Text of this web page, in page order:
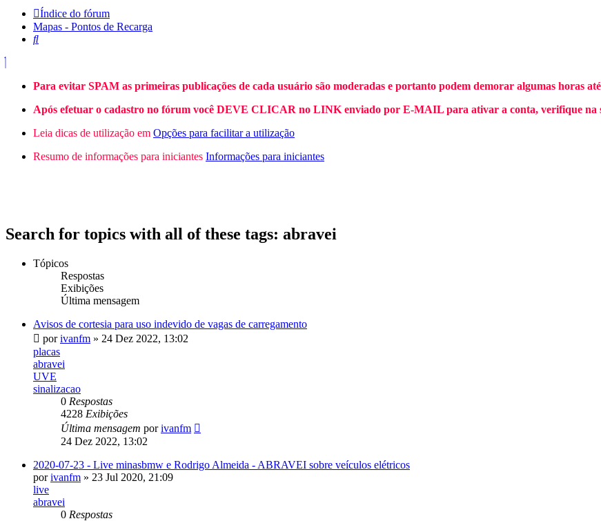
Índice do fórum
Mapas - Pontos de Recarga
Pesquisar
Para evitar SPAM as primeiras publicações de cada usuário são moderadas e portanto podem demorar algumas horas
Após efetuar o cadastro no fórum você DEVE CLICAR no LINK enviado por E-MAIL para ativar a conta, verifique na
Leia dicas de utilização em Opções para facilitar a utilização
Resumo de informações para iniciantes Informações para iniciantes
Search for topics with all of these tags: abravei
Tópicos
Respostas
Exibições
Última mensagem
Avisos de cortesia para uso indevido de vagas de carregamento
porivanfm » 24 Dez 2022, 13:02
placas
abravei
UVE
sinalizacao
0 Respostas
4228 Exibições
Última mensagem porivanfm
24 Dez 2022, 13:02
2020-07-23 - Live minasbmw e Rodrigo Almeida - ABRAVEI sobre veículos elétricos
porivanfm » 23 Jul 2020, 21:09
live
abravei
0 Respostas